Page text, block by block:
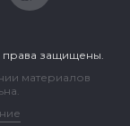
права защищены.
материалов